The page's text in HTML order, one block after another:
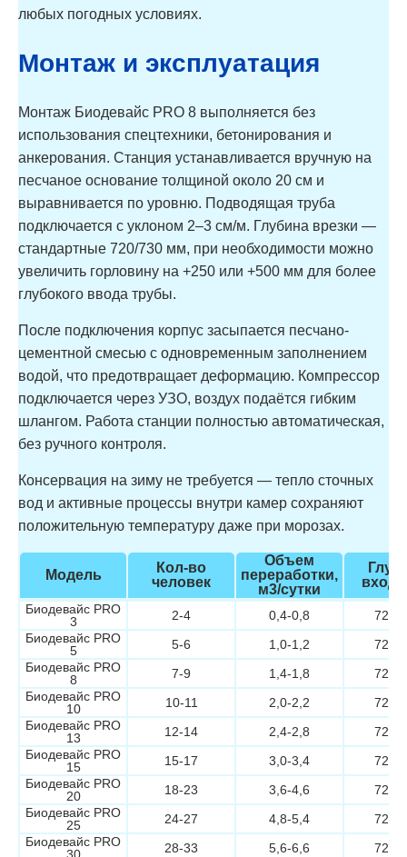
любых погодных условиях.
Монтаж и эксплуатация
Монтаж Биодевайс PRO 8 выполняется без
использования спецтехники, бетонирования и
анкерования. Станция устанавливается вручную на
песчаное основание толщиной около 20 см и
выравнивается по уровню. Подводящая труба
подключается с уклоном 2–3 см/м. Глубина врезки —
стандартные 720/730 мм, при необходимости можно
увеличить горловину на +250 или +500 мм для более
глубокого ввода трубы.
После подключения корпус засыпается песчано-
цементной смесью с одновременным заполнением
водой, что предотвращает деформацию. Компрессор
подключается через УЗО, воздух подаётся гибким
шлангом. Работа станции полностью автоматическая,
без ручного контроля.
Консервация на зиму не требуется — тепло сточных
вод и активные процессы внутри камер сохраняют
положительную температуру даже при морозах.
Модель
Кол-во
человек
Объем
переработки,
м3/сутки
Биодевайс PRO
3
2-4 0,4-0,8
720/
Биодевайс PRO
5
5-6 1,0-1,2
720/
Биодевайс PRO
8
7-9 1,4-1,8
720/
Биодевайс PRO
10
10-11 2,0-2,2
720/
Биодевайс PRO
13
12-14 2,4-2,8
720/
Биодевайс PRO
15
15-17 3,0-3,4
720/
Биодевайс PRO
20
18-23 3,6-4,6
720/
Биодевайс PRO
25
24-27 4,8-5,4
720/
Биодевайс PRO
30
28-33 5,6-6,6 720/